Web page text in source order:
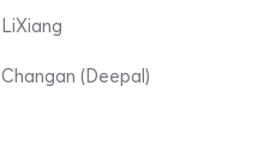
LiXiang
Changan (Deepal)